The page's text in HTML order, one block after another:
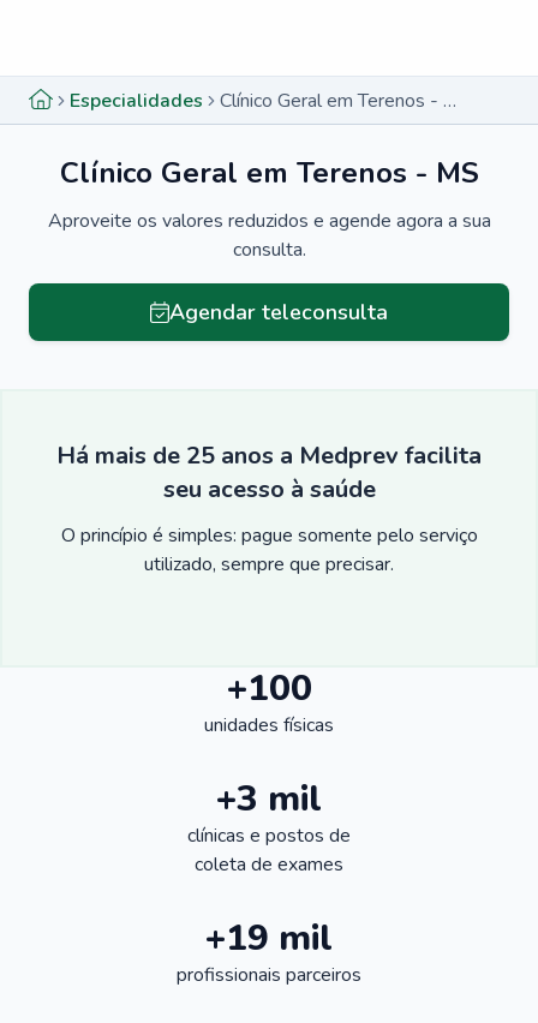
Especialidades Clínico Geral em Terenos - MS
Clínico Geral em Terenos - MS
Aproveite os valores reduzidos e agende agora a sua
consulta.
Agendar teleconsulta
Há mais de 25 anos a Medprev facilita
seu acesso à saúde
O princípio é simples: pague somente pelo serviço
utilizado, sempre que precisar.
+100
unidades físicas
+3 mil
clínicas e postos de
coleta de exames
+19 mil
profissionais parceiros